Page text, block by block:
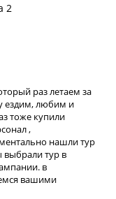
раз летаем за
ездим, любим и
тоже купили
,
нашли тур
тур в
в
вашими